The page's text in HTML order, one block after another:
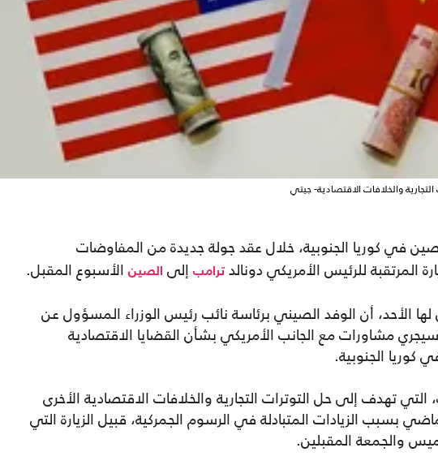
والخلافات الاقتصادية- جيتي
في كوريا الجنوبية، خلال عقد جولة جديدة من المفاوضات
المرتقبة للرئيس الأمريكي دونالدترامب إلى الصين الأسبوع المقبل.
لها الأحد، أن الوفد الصيني برئاسة نائب رئيس الوزراء المسؤول عن
مشاورات مع الجانب الأمريكي بشأن القضايا الاقتصادية
كوريا الجنوبية.
تهدف إلى حل التوترات التجارية والخلافات الاقتصادية الأخرى
بسبب الزيادات المتبادلة في الرسوم الجمركية، قبيل الزيارة التي
والجمعة المقبلين.